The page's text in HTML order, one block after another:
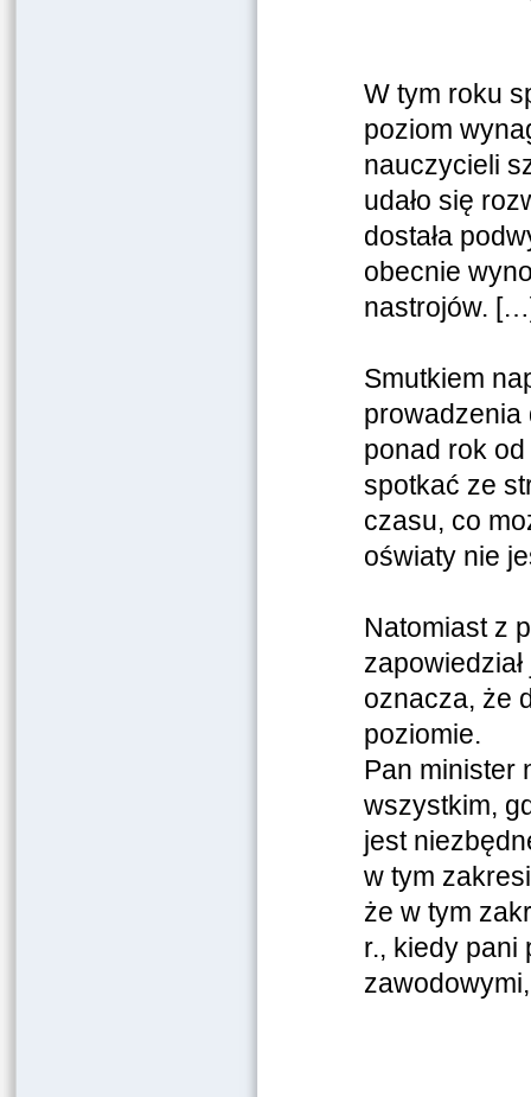
W tym roku
poziom
nauczycieli
udało się
dostała
obecnie
nastrojów.
Smutkiem
prowadzenia
ponad rok
spotkać ze
czasu, co
oświaty nie
Natomiast z
oznacza, że
poziomie.
Pan minister
wszystkim,
jest
w tym
że w tym
r., kiedy pani